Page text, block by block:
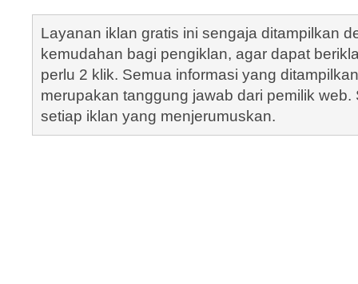
Layanan iklan gratis ini sengaja ditampilkan
kemudahan bagi pengiklan, agar dapat
perlu 2 klik. Semua informasi yang
merupakan tanggung jawab dari pemilik
setiap iklan yang menjerumuskan.